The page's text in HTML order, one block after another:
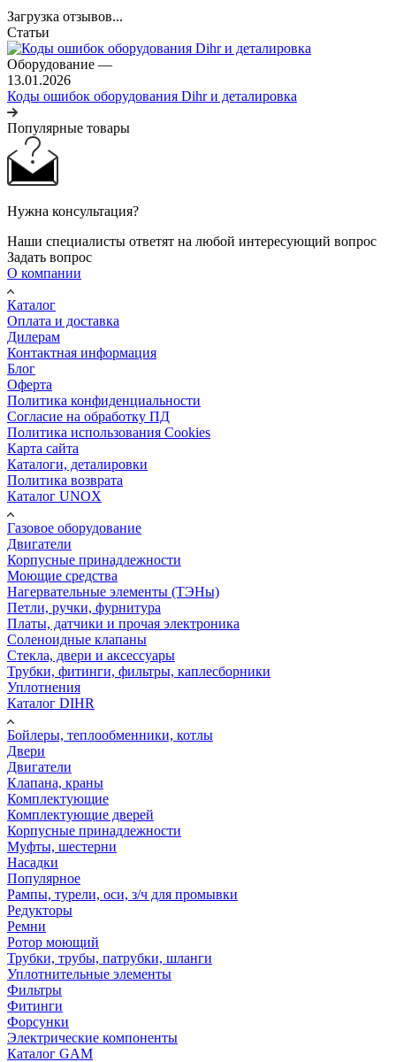
Загрузка отзывов...
Статьи
Оборудование —
13.01.2026
Коды ошибок оборудования Dihr и деталировка
Популярные товары
Нужна консультация?
Наши специалисты ответят на любой интересующий вопрос
Задать вопрос
О компании
Каталог
Оплата и доставка
Дилерам
Контактная информация
Блог
Оферта
Политика конфиденциальности
Согласие на обработку ПД
Политика использования Cookies
Карта сайта
Каталоги, деталировки
Политика возврата
Каталог UNOX
Газовое оборудование
Двигатели
Корпусные принадлежности
Моющие средства
Нагервательные элементы (ТЭНы)
Петли, ручки, фурнитура
Платы, датчики и прочая электроника
Соленоидные клапаны
Стекла, двери и аксессуары
Трубки, фитинги, фильтры, каплесборники
Уплотнения
Каталог DIHR
Бойлеры, теплообменники, котлы
Двери
Двигатели
Клапана, краны
Комплектующие
Комплектующие дверей
Корпусные принадлежности
Муфты, шестерни
Насадки
Популярное
Рампы, турели, оси, з/ч для промывки
Редукторы
Ремни
Ротор моющий
Трубки, трубы, патрубки, шланги
Уплотнительные элементы
Фильтры
Фитинги
Форсунки
Электрические компоненты
Каталог GAM